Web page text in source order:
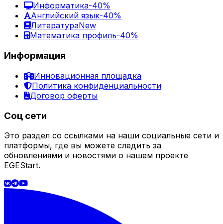
Информатика-40%
Английский язык-40%
ЛитератураNew
Математика профиль-40%
Информация
Инновационная площадка
Политика конфиденциальности
Договор оферты
Соц сети
Это раздел со ссылками на наши социальные сети и
платформы, где вы можете следить за
обновлениями и новостями о нашем проекте
EGEStart.